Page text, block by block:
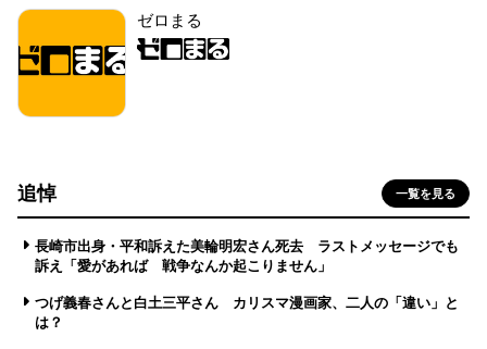
ゼロまる
追悼 一覧を見る
長崎市出身・平和訴えた美輪明宏さん死去 ラストメッセージでも
訴え「愛があれば 戦争なんか起こりません」
つげ義春さんと白土三平さん カリスマ漫画家、二人の「違い」と
は？